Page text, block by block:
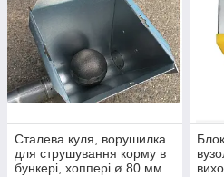
Сталева куля, ворушилка
для струшування корму в
бункері, хоппері ø 80 мм